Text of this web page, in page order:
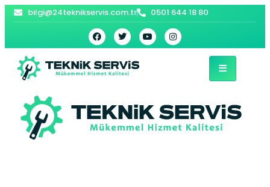
bilgi@24teknikservis.com.tr 0501 644 18 80